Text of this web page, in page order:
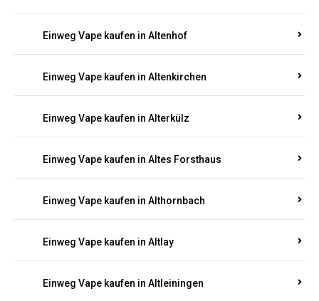
Einweg Vape kaufen in Altenhof
Einweg Vape kaufen in Altenkirchen
Einweg Vape kaufen in Alterkülz
Einweg Vape kaufen in Altes Forsthaus
Einweg Vape kaufen in Althornbach
Einweg Vape kaufen in Altlay
Einweg Vape kaufen in Altleiningen